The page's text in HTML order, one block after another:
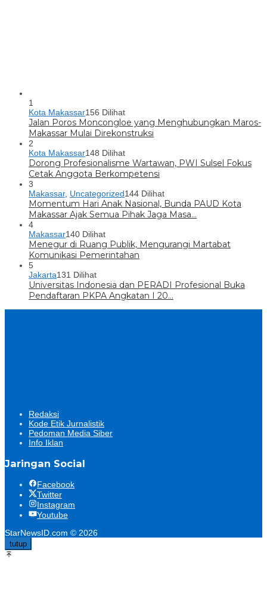
1
Kota Makassar156 Dilihat
Jalan Poros Moncongloe yang Menghubungkan Maros-
Makassar Mulai Direkonstruksi
2
Kota Makassar148 Dilihat
Dorong Profesionalisme Wartawan, PWI Sulsel Fokus
Cetak Anggota Berkompetensi
3
Makassar, Uncategorized144 Dilihat
Momentum Hari Anak Nasional, Bunda PAUD Kota
Makassar Ajak Semua Pihak Jaga Masa…
4
Makassar140 Dilihat
Menegur di Ruang Publik, Mengurangi Martabat
Komunikasi Pemerintahan
5
Jakarta131 Dilihat
Universitas Indonesia dan PERADI Profesional Buka
Pendaftaran PKPA Angkatan I 20…
Redaksi
Kode Etik Jurnalistik
Pedoman Media Siber
Info Iklan
Jaringan Social
Facebook
Twitter
Instagram
Youtube
StarNewsID.com © 2026
tutup